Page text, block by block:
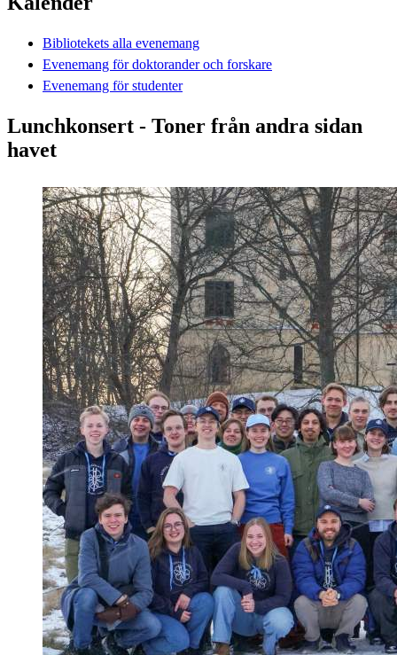
Bibliotekets alla evenemang
Evenemang för doktorander och forskare
Evenemang för studenter
Lunchkonsert - Toner från andra sidan
havet